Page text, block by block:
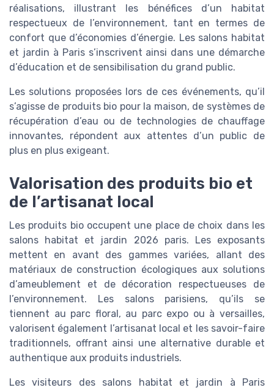
réalisations, illustrant les bénéfices d’un habitat
respectueux de l’environnement, tant en termes de
confort que d’économies d’énergie. Les salons habitat
et jardin à Paris s’inscrivent ainsi dans une démarche
d’éducation et de sensibilisation du grand public.
Les solutions proposées lors de ces événements, qu’il
s’agisse de produits bio pour la maison, de systèmes de
récupération d’eau ou de technologies de chauffage
innovantes, répondent aux attentes d’un public de
plus en plus exigeant.
Valorisation des produits bio et
de l’artisanat local
Les produits bio occupent une place de choix dans les
salons habitat et jardin 2026 paris. Les exposants
mettent en avant des gammes variées, allant des
matériaux de construction écologiques aux solutions
d’ameublement et de décoration respectueuses de
l’environnement. Les salons parisiens, qu’ils se
tiennent au parc floral, au parc expo ou à versailles,
valorisent également l’artisanat local et les savoir-faire
traditionnels, offrant ainsi une alternative durable et
authentique aux produits industriels.
Les visiteurs des salons habitat et jardin à Paris